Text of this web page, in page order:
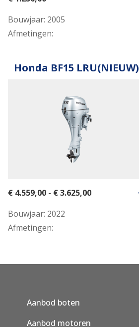
Bouwjaar: 2005
Afmetingen:
Honda BF15 LRU(NIEUW)
€ 4.559,00- € 3.625,00
Bouwjaar: 2022
Afmetingen:
Aanbod boten
Aanbod motoren